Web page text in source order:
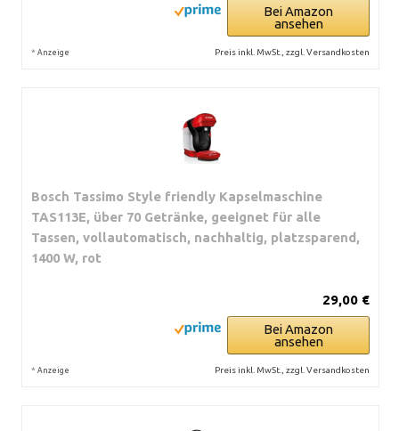
Bei Amazon
ansehen
* Anzeige Preis inkl. MwSt., zzgl. Versandkosten
Bosch Tassimo Style friendly Kapselmaschine
TAS113E, über 70 Getränke, geeignet für alle
Tassen, vollautomatisch, nachhaltig, platzsparend,
1400 W, rot
29,00 €
Bei Amazon
ansehen
* Anzeige Preis inkl. MwSt., zzgl. Versandkosten